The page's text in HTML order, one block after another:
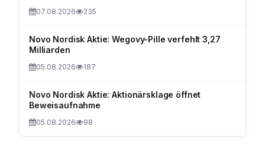
07.08.2026 235
Novo Nordisk Aktie: Wegovy-Pille verfehlt 3,27
Milliarden
05.08.2026 187
Novo Nordisk Aktie: Aktionärsklage öffnet
Beweisaufnahme
05.08.2026 98